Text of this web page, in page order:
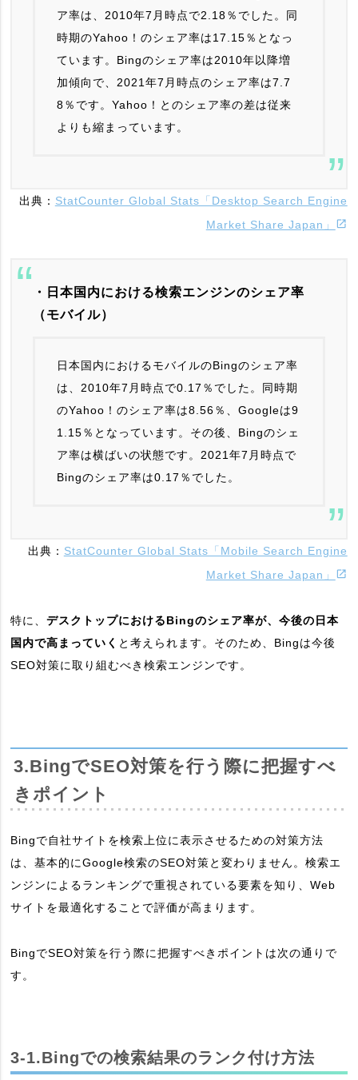
ア率は、2010年7月時点で2.18％でした。同
時期のYahoo！のシェア率は17.15％となっ
ています。Bingのシェア率は2010年以降増
加傾向で、2021年7月時点のシェア率は7.7
8％です。Yahoo！とのシェア率の差は従来
よりも縮まっています。
出典： StatCounter Global Stats「Desktop Search Engine
Market Share Japan」
・日本国内における検索エンジンのシェア率
（モバイル）
日本国内におけるモバイルのBingのシェア率
は、2010年7月時点で0.17％でした。同時期
のYahoo！のシェア率は8.56％、Googleは9
1.15％となっています。その後、Bingのシェ
ア率は横ばいの状態です。2021年7月時点で
Bingのシェア率は0.17％でした。
出典： StatCounter Global Stats「Mobile Search Engine
Market Share Japan」
特に、デスクトップにおけるBingのシェア率が、今後の日本
国内で高まっていく と考えられます。そのため、Bingは今後
SEO対策に取り組むべき検索エンジンです。
3.BingでSEO対策を行う際に把握すべ
きポイント
Bingで自社サイトを検索上位に表示させるための対策方法
は、基本的にGoogle検索のSEO対策と変わりません。検索エ
ンジンによるランキングで重視されている要素を知り、Web
サイトを最適化することで評価が高まります。
BingでSEO対策を行う際に把握すべきポイントは次の通りで
す。
3-1.Bingでの検索結果のランク付け方法